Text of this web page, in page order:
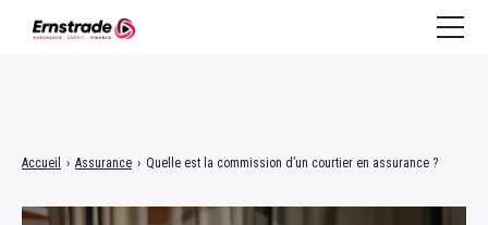
Accueil › Assurance › Quelle est la commission d’un courtier en assurance ?
Crédit à la consommation